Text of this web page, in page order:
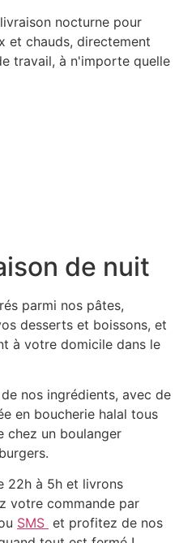
nocturne pour
et chauds, directement
travail, à n'importe quelle
de nuit
parmi nos pâtes,
desserts et boissons, et
à votre domicile dans le
nos ingrédients, avec de
en boucherie halal tous
chez un boulanger
22h à 5h et livrons
votre commande par
SMS et profitez de nos